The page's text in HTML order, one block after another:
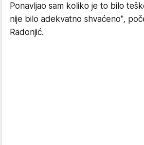
Ponavljao sam koliko je to bilo
nije bilo adekvatno shvaćeno",
Radonjić.